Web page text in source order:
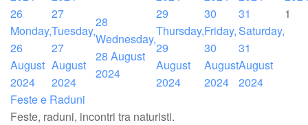
26
Monday,
26
August
2024
27
Tuesday,
27
August
2024
28
Wednesday,
28 August
2024
29
Thursday,
29
August
2024
30
Friday,
30
August
2024
31
Saturday,
31
August
2024
1
Feste e Raduni
Feste, raduni, incontri tra naturisti.